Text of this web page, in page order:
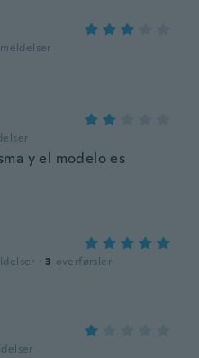
y el modelo es
· 3 overførsler